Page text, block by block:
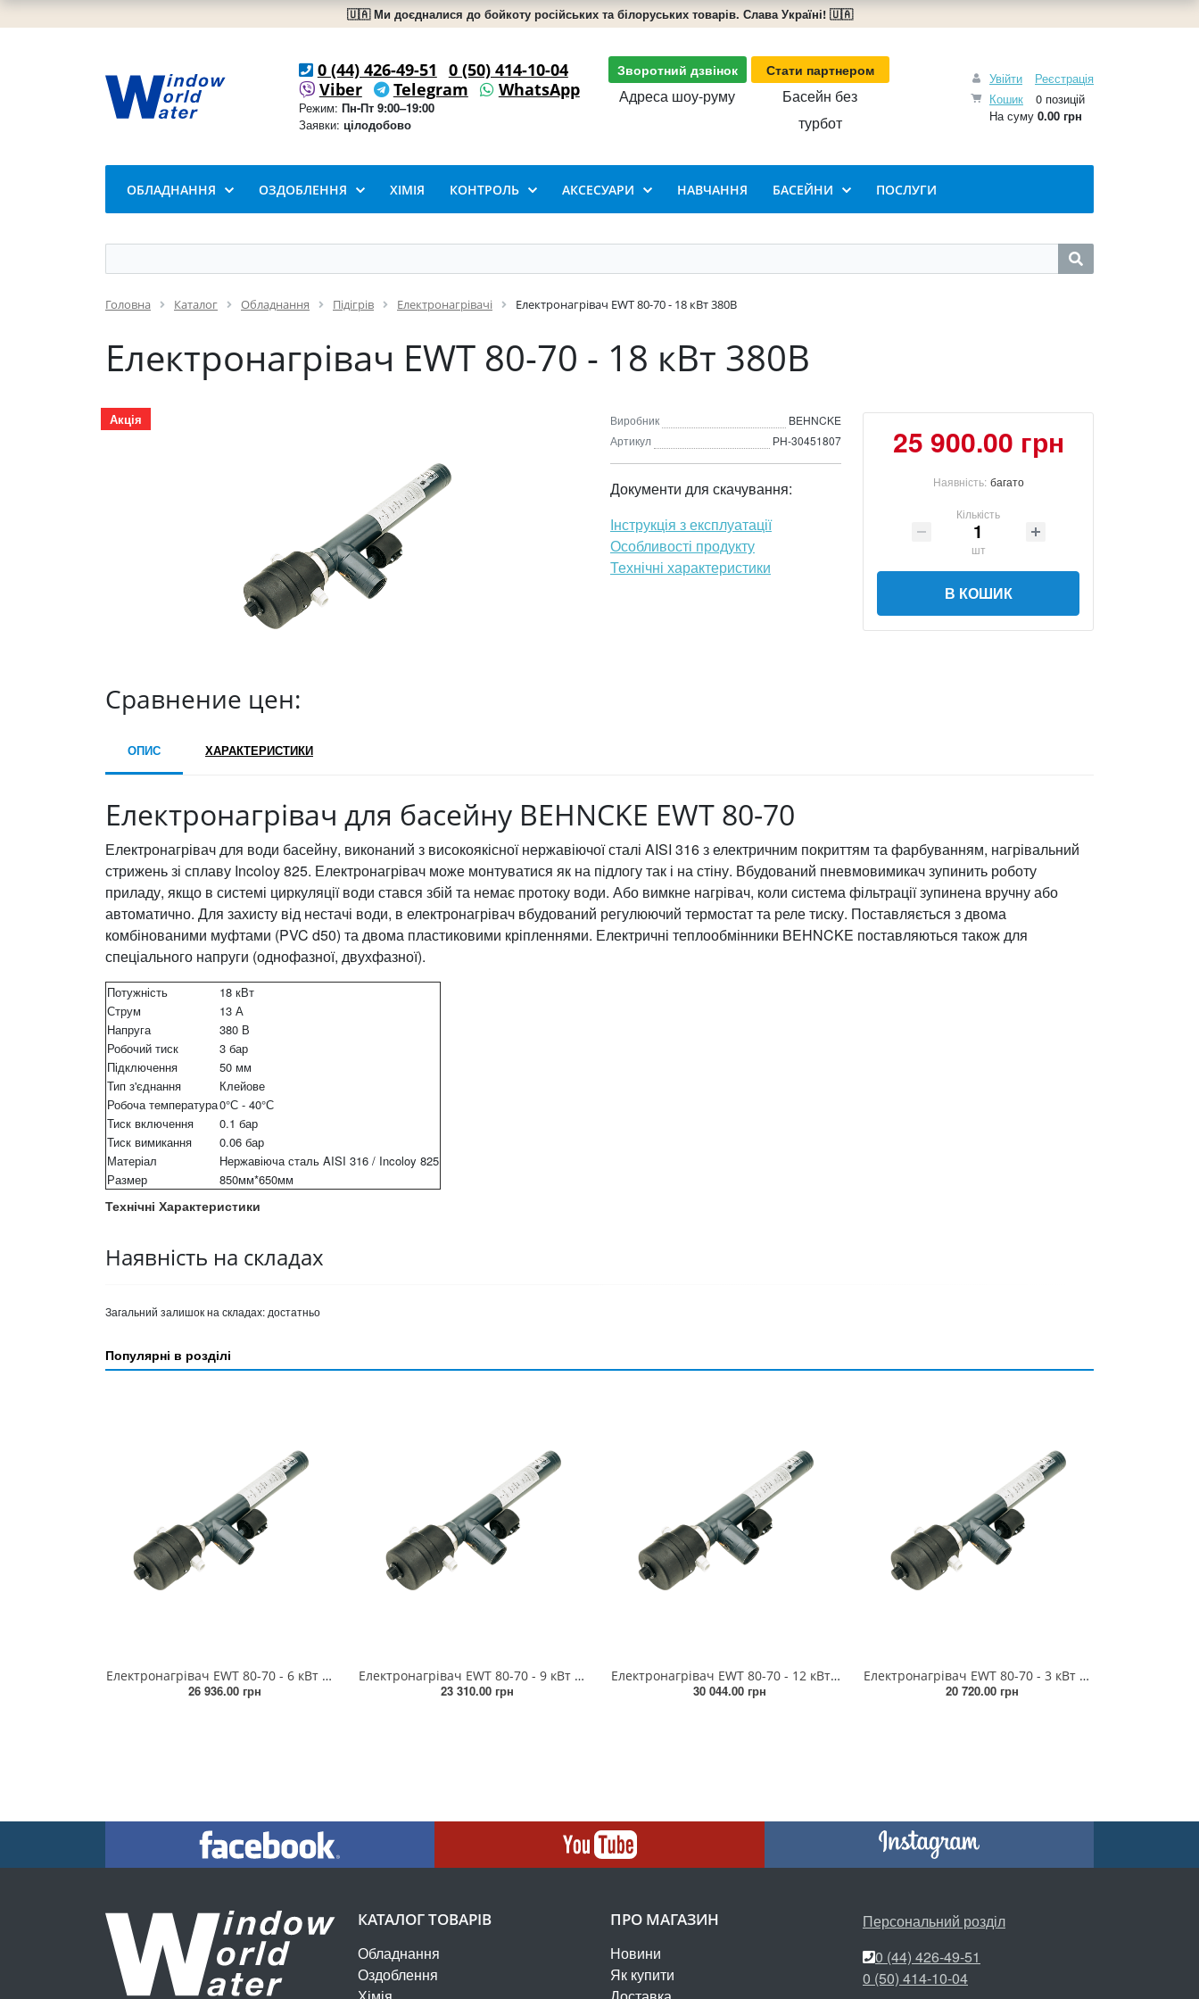
🇺🇦 Ми доєдналися до бойкоту російських та білоруських товарів. Слава Україні! 🇺🇦
Увійти
Реєстрація
Кошик
0 позицій
На суму 0.00 грн
0 (44) 426-49-51
0 (50) 414-10-04
Viber
Telegram WhatsApp
Режим: Пн-Пт 9:00–19:00
Заявки: цілодобово
Зворотний дзвінок Стати партнером
Адреса шоу-руму
Басейн без
турбот
ОБЛАДНАННЯ ОЗДОБЛЕННЯ ХІМІЯ КОНТРОЛЬ АКСЕСУАРИ НАВЧАННЯ БАСЕЙНИ ПОСЛУГИ
Головна Каталог Обладнання Підігрів Електронагрівачі Електронагрівач EWT 80-70 - 18 кВт 380В
Електронагрівач EWT 80-70 - 18 кВт 380В
Акція Виробник
BEHNCKE
Артикул
РН-30451807
Документи для скачування:
Інструкція з експлуатації
Особливості продукту
Технічні характеристики
25 900.00 грн
Наявність: багато
Кількість
шт
В КОШИК
Сравнение цен:
ОПИС ХАРАКТЕРИСТИКИ
Електронагрівач для басейну BEHNCKE EWT 80-70
Електронагрівач для води басейну, виконаний з високоякісної нержавіючої сталі AISI 316 з електричним покриттям та фарбуванням, нагрівальний
стрижень зі сплаву Incoloy 825. Електронагрівач може монтуватися як на підлогу так і на стіну. Вбудований пневмовимикач зупинить роботу
приладу, якщо в системі циркуляції води стався збій та немає протоку води. Або вимкне нагрівач, коли система фільтрації зупинена вручну або
автоматично. Для захисту від нестачі води, в електронагрівач вбудований регулюючий термостат та реле тиску. Поставляється з двома
комбінованими муфтами (PVC d50) та двома пластиковими кріпленнями. Електричні теплообмінники BEHNCKE поставляються також для
спеціального напруги (однофазної, двухфазної).
Технічні Характеристики
Потужність
18 кВт
Струм
13 А
Напруга
380 В
Робочий тиск
3 бар
Підключення
50 мм
Тип з'єднання
Клейове
Робоча температура0°С - 40°С
Тиск включення
0.1 бар
Тиск вимикання
0.06 бар
Матеріал
Нержавіюча сталь AISI 316 / Incoloy 825
Размер
850мм*650мм
Наявність на складах
Загальний залишок на складах: достатньо
Популярні в розділі
Електронагрівач EWT 80-70 - 6 кВт 380В
26 936.00 грн
Електронагрівач EWT 80-70 - 9 кВт 380В
23 310.00 грн
Електронагрівач EWT 80-70 - 12 кВт 380В
30 044.00 грн
Електронагрівач EWT 80-70 - 3 кВт 380В
20 720.00 грн
КАТАЛОГ ТОВАРІВ
Обладнання
Оздоблення
ПРО МАГАЗИН
Новини
Як купити
Персональний розділ
0 (44) 426-49-51
0 (50) 414-10-04